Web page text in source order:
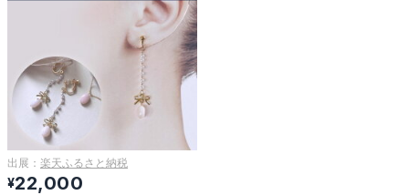
出展： 楽天ふるさと納税
¥22,000